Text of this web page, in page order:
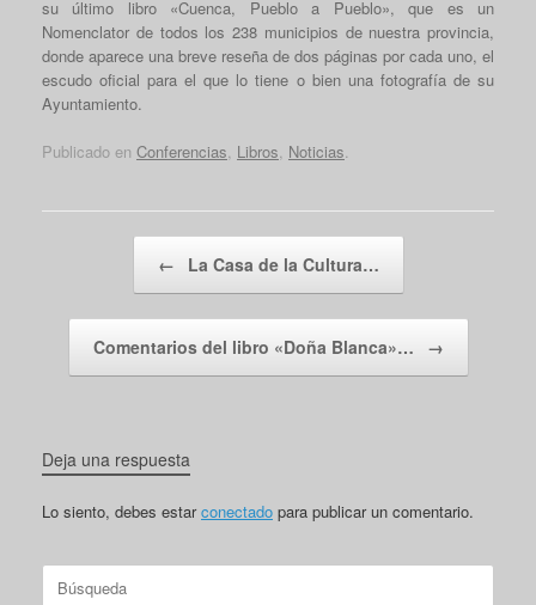
su último libro «Cuenca, Pueblo a Pueblo», que es un
Nomenclator de todos los 238 municipios de nuestra provincia,
donde aparece una breve reseña de dos páginas por cada uno, el
escudo oficial para el que lo tiene o bien una fotografía de su
Ayuntamiento.
Publicado en Conferencias, Libros, Noticias.
← La Casa de la Cultura…
Comentarios del libro «Doña Blanca»… →
Deja una respuesta
Lo siento, debes estarconectado para publicar un comentario.
Buscar: